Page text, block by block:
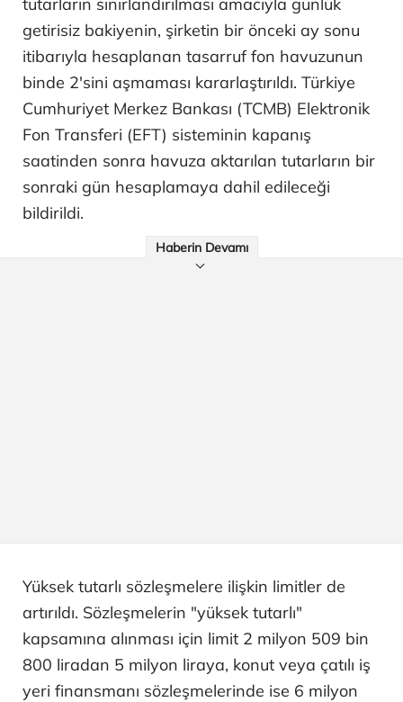
getirisiz bakiyenin, şirketin bir önceki ay sonu
itibarıyla hesaplanan tasarruf fon havuzunun
binde 2'sini aşmaması kararlaştırıldı. Türkiye
Cumhuriyet Merkez Bankası (TCMB) Elektronik
Fon Transferi (EFT) sisteminin kapanış
saatinden sonra havuza aktarılan tutarların bir
sonraki gün hesaplamaya dahil edileceği
bildirildi.
Haberin Devamı
Yüksek tutarlı sözleşmelere ilişkin limitler de
artırıldı. Sözleşmelerin "yüksek tutarlı"
kapsamına alınması için limit 2 milyon 509 bin
800 liradan 5 milyon liraya, konut veya çatılı iş
yeri finansmanı sözleşmelerinde ise 6 milyon